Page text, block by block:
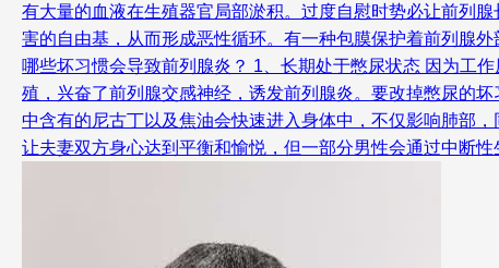
有大量的血液在生殖器官局部淤积。过度自慰时势必让前列
害的自由基，从而形成恶性循环。有一种包膜保护着前列腺
哪些坏习惯会导致前列腺炎？ 1、长期处于憋尿状态 因为工
殖，兴奋了前列腺交感神经，诱发前列腺炎。要改掉憋尿的
中含有的尼古丁以及焦油会快速进入身体中，不仅影响肺部
让夫妻双方身心达到平衡和愉悦，但一部分男性会通过中断